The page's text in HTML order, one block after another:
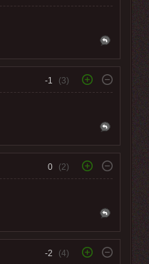
-1 (3)
0 (2)
-2 (4)